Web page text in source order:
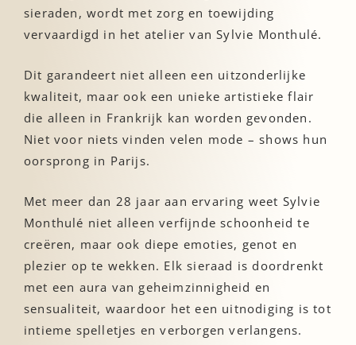
sieraden, wordt met zorg en toewijding
vervaardigd in het atelier van Sylvie Monthulé.
Dit garandeert niet alleen een uitzonderlijke
kwaliteit, maar ook een unieke artistieke flair
die alleen in Frankrijk kan worden gevonden.
Niet voor niets vinden velen mode – shows hun
oorsprong in Parijs.
Met meer dan 28 jaar aan ervaring weet Sylvie
Monthulé niet alleen verfijnde schoonheid te
creëren, maar ook diepe emoties, genot en
plezier op te wekken. Elk sieraad is doordrenkt
met een aura van geheimzinnigheid en
sensualiteit, waardoor het een uitnodiging is tot
intieme spelletjes en verborgen verlangens.